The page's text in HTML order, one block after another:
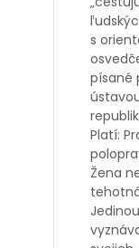
s
písané
Platí:
Žena